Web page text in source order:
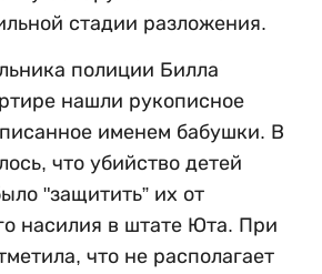
стадии разложения.
полиции Билла
нашли рукописное
именем бабушки. В
что убийство детей
"защитить” их от
насилия в штате Юта. При
что не располагает